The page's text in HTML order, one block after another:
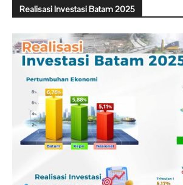
Realisasi Investasi Batam 2025